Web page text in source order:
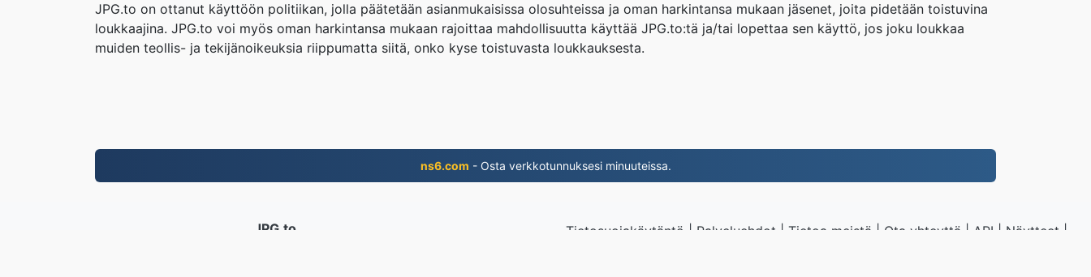
JPG.to on ottanut käyttöön politiikan, jolla päätetään asianmukaisissa olosuhteissa ja oman harkintansa mukaan jäsenet, joita pidetään toistuvina
loukkaajina. JPG.to voi myös oman harkintansa mukaan rajoittaa mahdollisuutta käyttää JPG.to:tä ja/tai lopettaa sen käyttö, jos joku loukkaa
muiden teollis- ja tekijänoikeuksia riippumatta siitä, onko kyse toistuvasta loukkauksesta.
ns6.com - Osta verkkotunnuksesi minuuteissa.
JPG.to
Tietosuojakäytäntö | Palveluehdot | Tietoa meistä | Ota yhteyttä | API | Näytteet |